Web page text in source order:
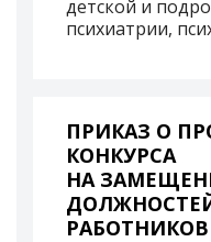
детской и
психиатрии,
ПРИКАЗ О
КОНКУРСА
НА
РАБОТНИКОВ